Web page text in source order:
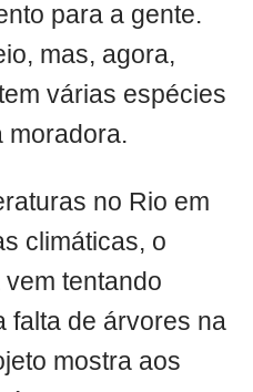
para a gente.
mas, agora,
várias espécies
moradora.
no Rio em
climáticas, o
tentando
falta de árvores na
mostra aos